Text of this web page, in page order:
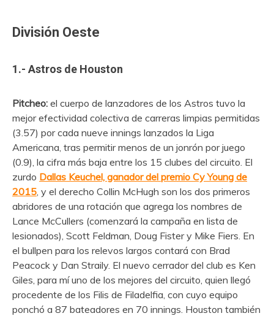
División Oeste
1.- Astros de Houston
Pitcheo: el cuerpo de lanzadores de los Astros tuvo la
mejor efectividad colectiva de carreras limpias permitidas
(3.57) por cada nueve innings lanzados la Liga
Americana, tras permitir menos de un jonrón por juego
(0.9), la cifra más baja entre los 15 clubes del circuito. El
zurdo Dallas Keuchel, ganador del premio Cy Young de
2015 , y el derecho Collin McHugh son los dos primeros
abridores de una rotación que agrega los nombres de
Lance McCullers (comenzará la campaña en lista de
lesionados), Scott Feldman, Doug Fister y Mike Fiers. En
el bullpen para los relevos largos contará con Brad
Peacock y Dan Straily. El nuevo cerrador del club es Ken
Giles, para mí uno de los mejores del circuito, quien llegó
procedente de los Filis de Filadelfia, con cuyo equipo
ponchó a 87 bateadores en 70 innings. Houston también